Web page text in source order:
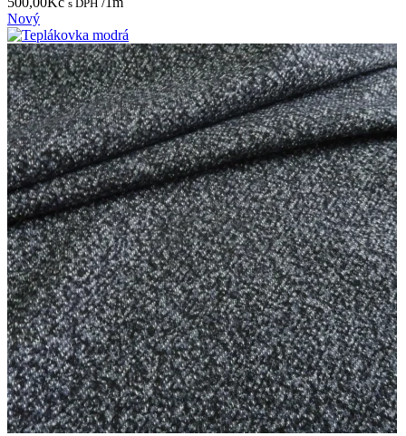
s DPH
Nový